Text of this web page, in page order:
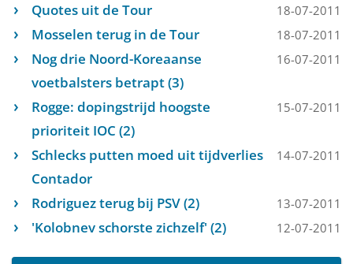
Quotes uit de Tour 18-07-2011
Mosselen terug in de Tour 18-07-2011
Nog drie Noord-Koreaanse
voetbalsters betrapt (3)
16-07-2011
Rogge: dopingstrijd hoogste
prioriteit IOC (2)
15-07-2011
Schlecks putten moed uit tijdverlies
Contador
14-07-2011
Rodriguez terug bij PSV (2) 13-07-2011
'Kolobnev schorste zichzelf' (2) 12-07-2011